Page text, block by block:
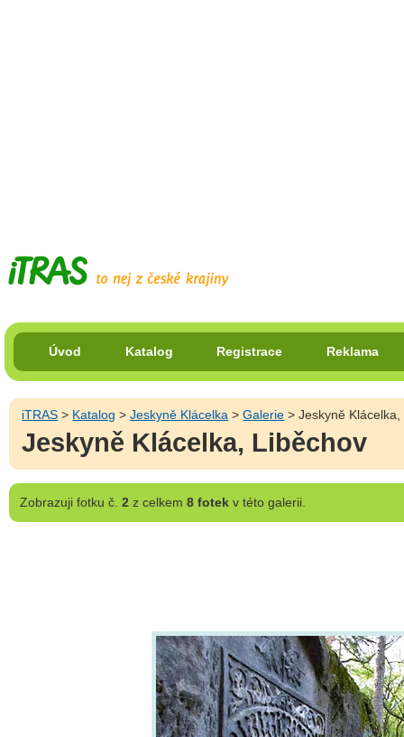
Úvod Katalog Registrace Reklama
iTRAS > Katalog >Jeskyně Klácelka >Galerie > Jeskyně
Jeskyně Klácelka, Liběchov
Zobrazujifotku č. 2 z celkem 8 fotekv této galerii.